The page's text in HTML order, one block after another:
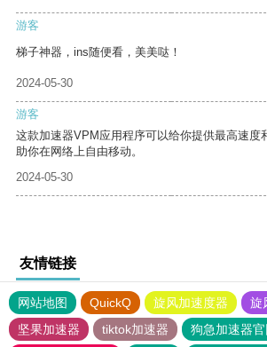
游客
梯子神器，ins随便看，美美哒！
2024-05-30
游客
这款加速器VPM应用程序可以给你提供最高速度
助你在网络上自由移动。
2024-05-30
友情链接
网站地图 QuickQ 旋风加速度器
旋
坚果加速器
tiktok加速器
狗急加速器官